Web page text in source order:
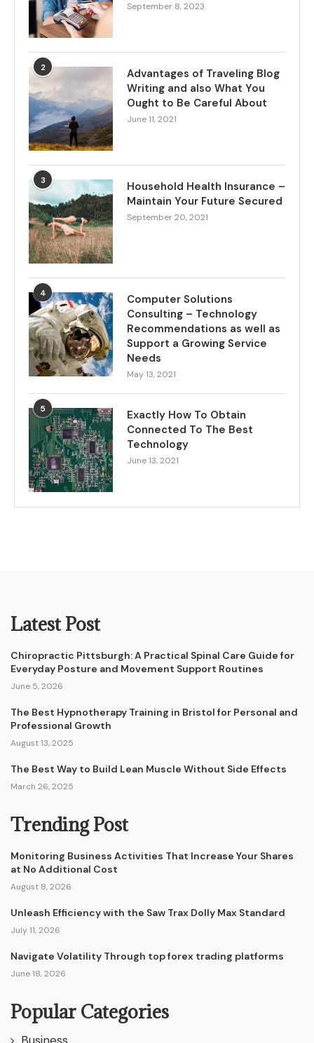
September 8, 2023
2
Advantages of Traveling Blog
Writing and also What You
Ought to Be Careful About
June 11, 2021
3
Household Health Insurance –
Maintain Your Future Secured
September 20, 2021
4
Computer Solutions
Consulting – Technology
Recommendations as well as
Support a Growing Service
Needs
May 13, 2021
5
Exactly How To Obtain
Connected To The Best
Technology
June 13, 2021
Latest Post
Chiropractic Pittsburgh: A Practical Spinal Care Guide for
Everyday Posture and Movement Support Routines
June 5, 2026
The Best Hypnotherapy Training in Bristol for Personal and
Professional Growth
August 13, 2025
The Best Way to Build Lean Muscle Without Side Effects
March 26, 2025
Trending Post
Monitoring Business Activities That Increase Your Shares
at No Additional Cost
August 8, 2026
Unleash Efficiency with the Saw Trax Dolly Max Standard
July 11, 2026
Navigate Volatility Through top forex trading platforms
June 18, 2026
Popular Categories